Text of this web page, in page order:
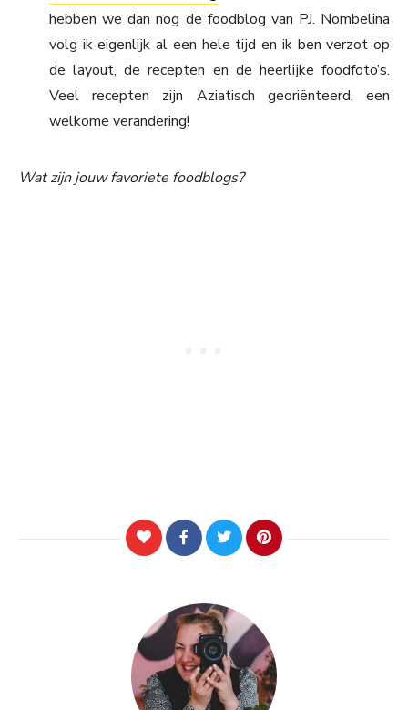
hebben we dan nog de foodblog van PJ. Nombelina
volg ik eigenlijk al een hele tijd en ik ben verzot op
de layout, de recepten en de heerlijke foodfoto’s.
Veel recepten zijn Aziatisch georiënteerd, een
welkome verandering!
Wat zijn jouw favoriete foodblogs?